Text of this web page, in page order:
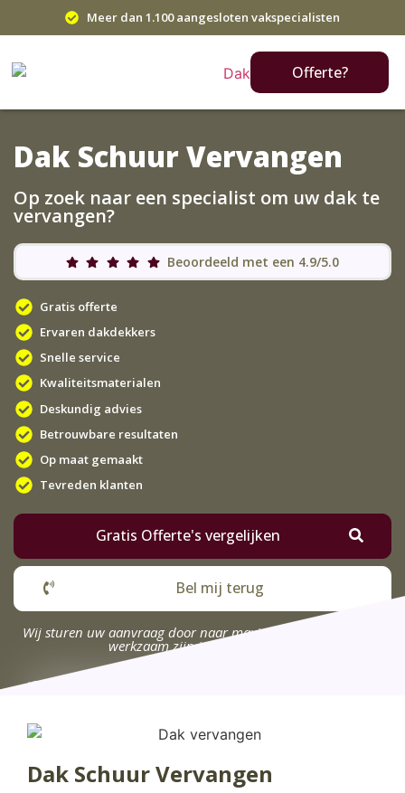
Meer dan 1.100 aangesloten vakspecialisten
Offerte?
Dak Schuur Vervangen
Op zoek naar een specialist om uw dak te
vervangen?
Beoordeeld met een 4.9/5.0
Gratis offerte
Ervaren dakdekkers
Snelle service
Kwaliteitsmaterialen
Deskundig advies
Betrouwbare resultaten
Op maat gemaakt
Tevreden klanten
Gratis Offerte's vergelijken
Bel mij terug
Wij sturen uw aanvraag door naar maximaal 4 bedrijven die
werkzaam zijn in uw omgeving.
Dak Schuur Vervangen